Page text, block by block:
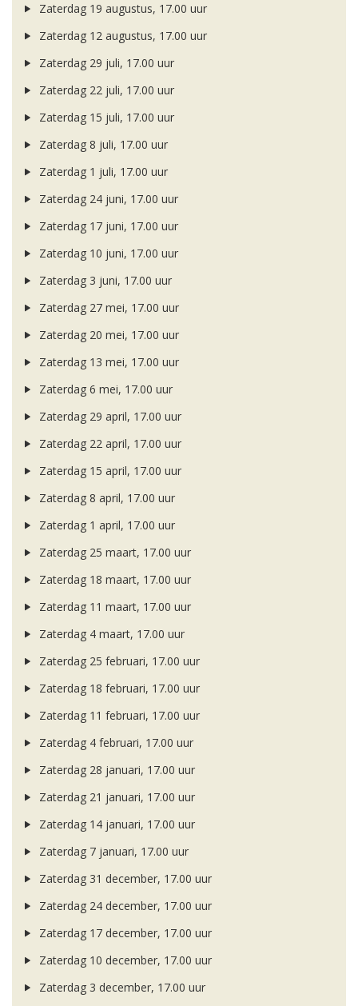
Zaterdag 19 augustus, 17.00 uur
Zaterdag 12 augustus, 17.00 uur
Zaterdag 29 juli, 17.00 uur
Zaterdag 22 juli, 17.00 uur
Zaterdag 15 juli, 17.00 uur
Zaterdag 8 juli, 17.00 uur
Zaterdag 1 juli, 17.00 uur
Zaterdag 24 juni, 17.00 uur
Zaterdag 17 juni, 17.00 uur
Zaterdag 10 juni, 17.00 uur
Zaterdag 3 juni, 17.00 uur
Zaterdag 27 mei, 17.00 uur
Zaterdag 20 mei, 17.00 uur
Zaterdag 13 mei, 17.00 uur
Zaterdag 6 mei, 17.00 uur
Zaterdag 29 april, 17.00 uur
Zaterdag 22 april, 17.00 uur
Zaterdag 15 april, 17.00 uur
Zaterdag 8 april, 17.00 uur
Zaterdag 1 april, 17.00 uur
Zaterdag 25 maart, 17.00 uur
Zaterdag 18 maart, 17.00 uur
Zaterdag 11 maart, 17.00 uur
Zaterdag 4 maart, 17.00 uur
Zaterdag 25 februari, 17.00 uur
Zaterdag 18 februari, 17.00 uur
Zaterdag 11 februari, 17.00 uur
Zaterdag 4 februari, 17.00 uur
Zaterdag 28 januari, 17.00 uur
Zaterdag 21 januari, 17.00 uur
Zaterdag 14 januari, 17.00 uur
Zaterdag 7 januari, 17.00 uur
Zaterdag 31 december, 17.00 uur
Zaterdag 24 december, 17.00 uur
Zaterdag 17 december, 17.00 uur
Zaterdag 10 december, 17.00 uur
Zaterdag 3 december, 17.00 uur